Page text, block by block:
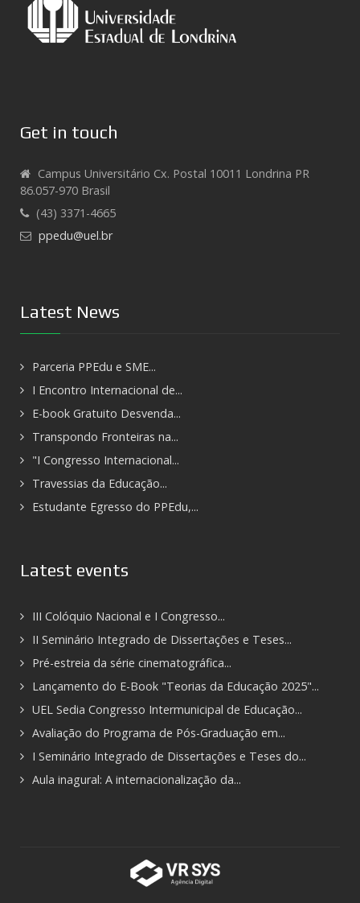
Get in touch
Campus Universitário Cx. Postal 10011 Londrina PR
86.057-970 Brasil
(43) 3371-4665
ppedu@uel.br
Latest News
Parceria PPEdu e SME...
I Encontro Internacional de...
E-book Gratuito Desvenda...
Transpondo Fronteiras na...
"I Congresso Internacional...
Travessias da Educação...
Estudante Egresso do PPEdu,...
Latest events
III Colóquio Nacional e I Congresso...
II Seminário Integrado de Dissertações e Teses...
Pré-estreia da série cinematográfica...
Lançamento do E-Book "Teorias da Educação 2025"...
UEL Sedia Congresso Intermunicipal de Educação...
Avaliação do Programa de Pós-Graduação em...
I Seminário Integrado de Dissertações e Teses do...
Aula inagural: A internacionalização da...